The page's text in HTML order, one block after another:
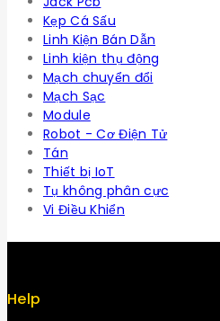
Kẹp Cá Sấu
Linh Kiện Bán Dẫn
Linh kiện thụ động
Mạch chuyển đổi
Mạch Sạc
Module
Robot - Cơ Điện Tử
Tán
Thiết bị IoT
Tụ không phân cực
Vi Điều Khiển
Help